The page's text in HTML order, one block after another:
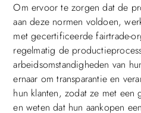
Om ervoor te zorgen dat de
aan deze normen voldoen,
met gecertificeerde fairtrade-
regelmatig de
arbeidsomstandigheden van
ernaar om transparantie en
hun klanten, zodat ze met een
en weten dat hun aankopen